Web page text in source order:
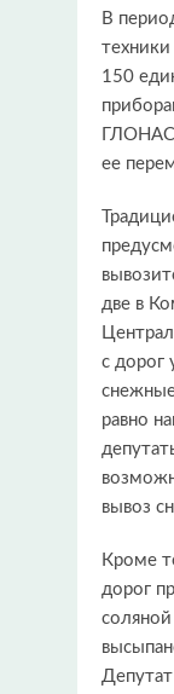
В
техники
150
ее
две в
с дорог
равно
вывоз
Кроме
дорог